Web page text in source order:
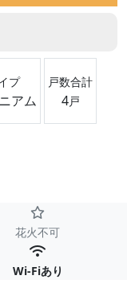
プ
アム
戸数合計
4戸
花火不可
Wi-Fiあり